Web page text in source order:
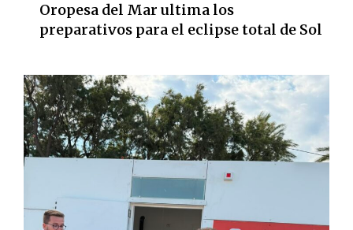
Oropesa del Mar ultima los
preparativos para el eclipse total de Sol